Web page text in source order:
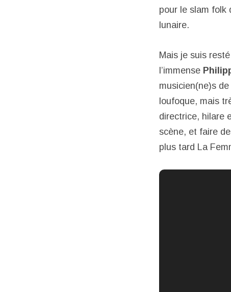
pour le slam folk
lunaire.
Mais je suis
l’immense
musicien(ne)s
loufoque, mais
directrice, hilare
scène, et faire
plus tard La